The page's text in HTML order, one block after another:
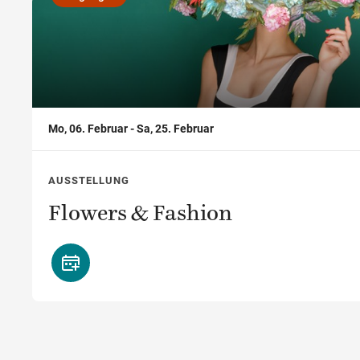
,
Mo, 06. Februar - Sa, 25. Februar
AUSSTELLUNG
Flowers & Fashion